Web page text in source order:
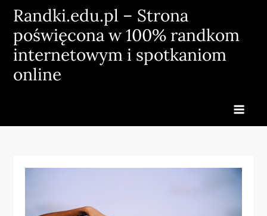
Skip
content
Randki.edu.pl – Strona
poświęcona w 100% randkom
internetowym i spotkaniom
online